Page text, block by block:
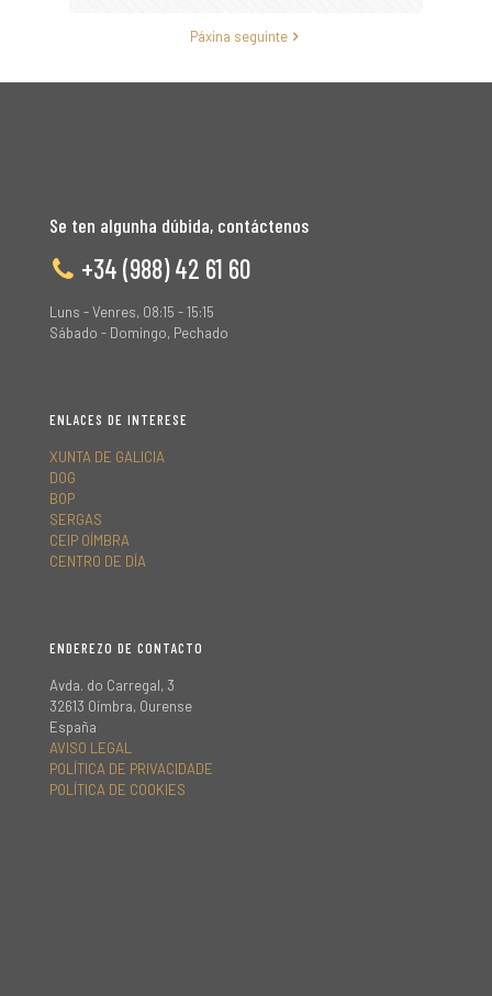
Páxina seguinte
Se ten algunha dúbida, contáctenos
+34 (988) 42 61 60
Luns - Venres, 08:15 - 15:15
Sábado - Domingo, Pechado
ENLACES DE INTERESE
XUNTA DE GALICIA
DOG
BOP
SERGAS
CEIP OÍMBRA
CENTRO DE DÍA
ENDEREZO DE CONTACTO
Avda. do Carregal, 3
32613 Oímbra, Ourense
España
AVISO LEGAL
POLÍTICA DE PRIVACIDADE
POLÍTICA DE COOKIES